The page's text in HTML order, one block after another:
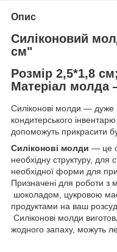
Опис
Силіконовий
см"
Розмір 2,5*1,8
Матеріал молда
Силіконові молди — дуже
кондитерського
допоможуть прикрасити
Силіконові молди — це
необхідну структуру, для
необхідної форми для
Призначені для роботи
шоколадом, цукровою
продуктами на ваш розсуд.
Силіконові молди
жодного запаху, можуть